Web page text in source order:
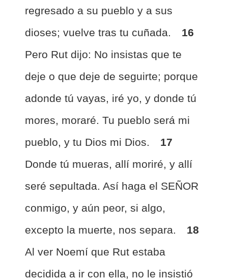
regresado a su pueblo y a sus
dioses; vuelve tras tu cuñada.
16
Pero Rut dijo: No insistas que te
deje o que deje de seguirte; porque
adonde tú vayas, iré yo, y donde tú
mores, moraré. Tu pueblo será mi
pueblo, y tu Dios mi Dios.
17
Donde tú mueras, allí moriré, y allí
seré sepultada. Así haga el SEÑOR
conmigo, y aún peor, si algo,
excepto la muerte, nos separa.
18
Al ver Noemí que Rut estaba
decidida a ir con ella, no le insistió